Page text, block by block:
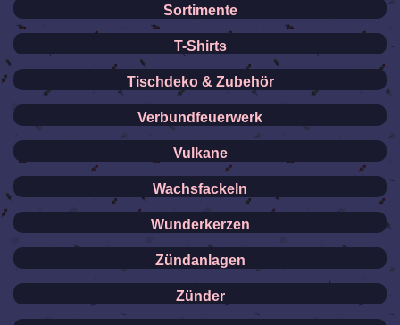
Sortimente
T-Shirts
Tischdeko & Zubehör
Verbundfeuerwerk
Vulkane
Wachsfackeln
Wunderkerzen
Zündanlagen
Zünder